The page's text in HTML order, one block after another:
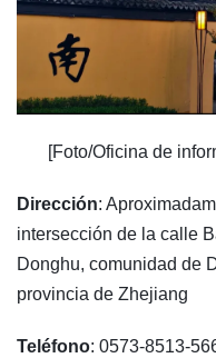
[Foto/Oficina de
Dirección:
intersección de la calle
Donghu, comunidad de
provincia de Zhejiang
Teléfono: 0573-8513-